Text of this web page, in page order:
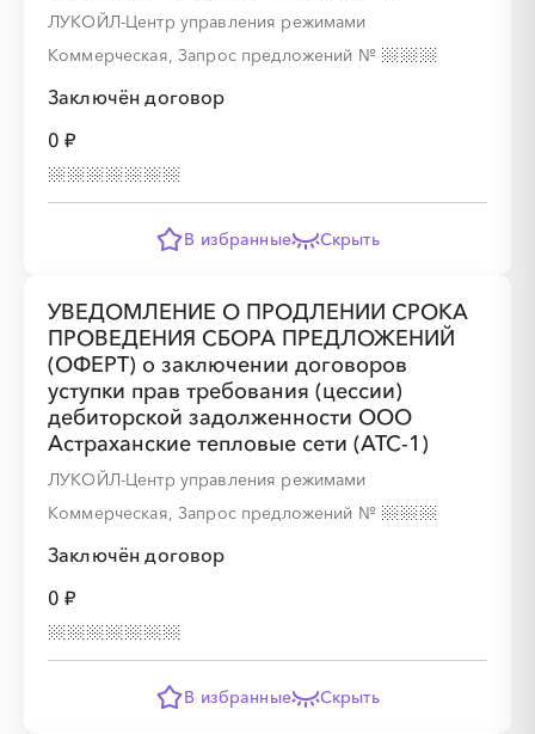
ЛУКОЙЛ-Центр управления режимами
Коммерческая, Запрос предложений №
Заключён договор
0 ₽
В избранные Скрыть
УВЕДОМЛЕНИЕ О ПРОДЛЕНИИ СРОКА
ПРОВЕДЕНИЯ СБОРА ПРЕДЛОЖЕНИЙ
(ОФЕРТ) о заключении договоров
уступки прав требования (цессии)
дебиторской задолженности ООО
Астраханские тепловые сети (АТС-1)
ЛУКОЙЛ-Центр управления режимами
Коммерческая, Запрос предложений №
Заключён договор
0 ₽
В избранные Скрыть